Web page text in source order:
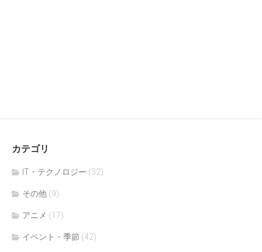
カテゴリ
IT・テクノロジー (32)
その他 (9)
アニメ (17)
イベント・季節 (42)